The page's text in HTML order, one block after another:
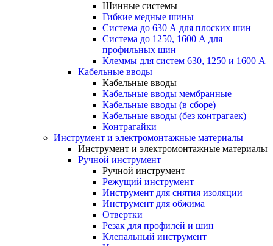
Шинные системы
Гибкие медные шины
Система до 630 А для плоских шин
Система до 1250, 1600 А для
профильных шин
Клеммы для систем 630, 1250 и 1600 А
Кабельные вводы
Кабельные вводы
Кабельные вводы мембранные
Кабельные вводы (в сборе)
Кабельные вводы (без контрагаек)
Контрагайки
Инструмент и электромонтажные материалы
Инструмент и электромонтажные материалы
Ручной инструмент
Ручной инструмент
Режущий инструмент
Инструмент для снятия изоляции
Инструмент для обжима
Отвертки
Резак для профилей и шин
Клепальный инструмент